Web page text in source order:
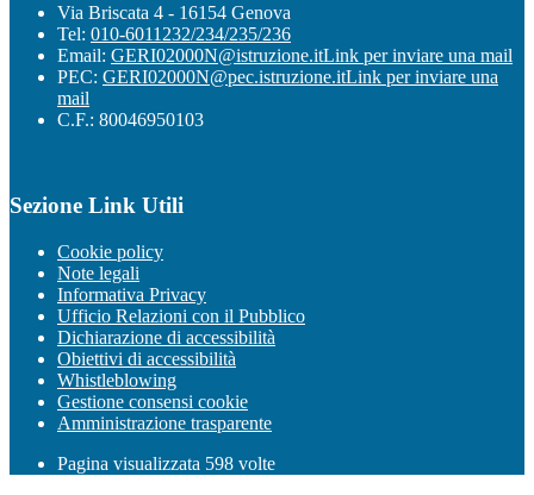
Via Briscata 4 - 16154 Genova
Tel: 010-6011232/234/235/236
Email: GERI02000N@istruzione.itLink per inviare una mail
PEC: GERI02000N@pec.istruzione.itLink per inviare una
mail
C.F.: 80046950103
Sezione Link Utili
Cookie policy
Note legali
Informativa Privacy
Ufficio Relazioni con il Pubblico
Dichiarazione di accessibilità
Obiettivi di accessibilità
Whistleblowing
Gestione consensi cookie
Amministrazione trasparente
Pagina visualizzata 598 volte